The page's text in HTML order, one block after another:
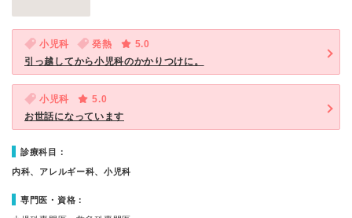
小児科 発熱
5.0
引っ越してから小児科のかかりつけに。
小児科
5.0
お世話になっています
診療科目：
内科、アレルギー科、小児科
専門医・資格：